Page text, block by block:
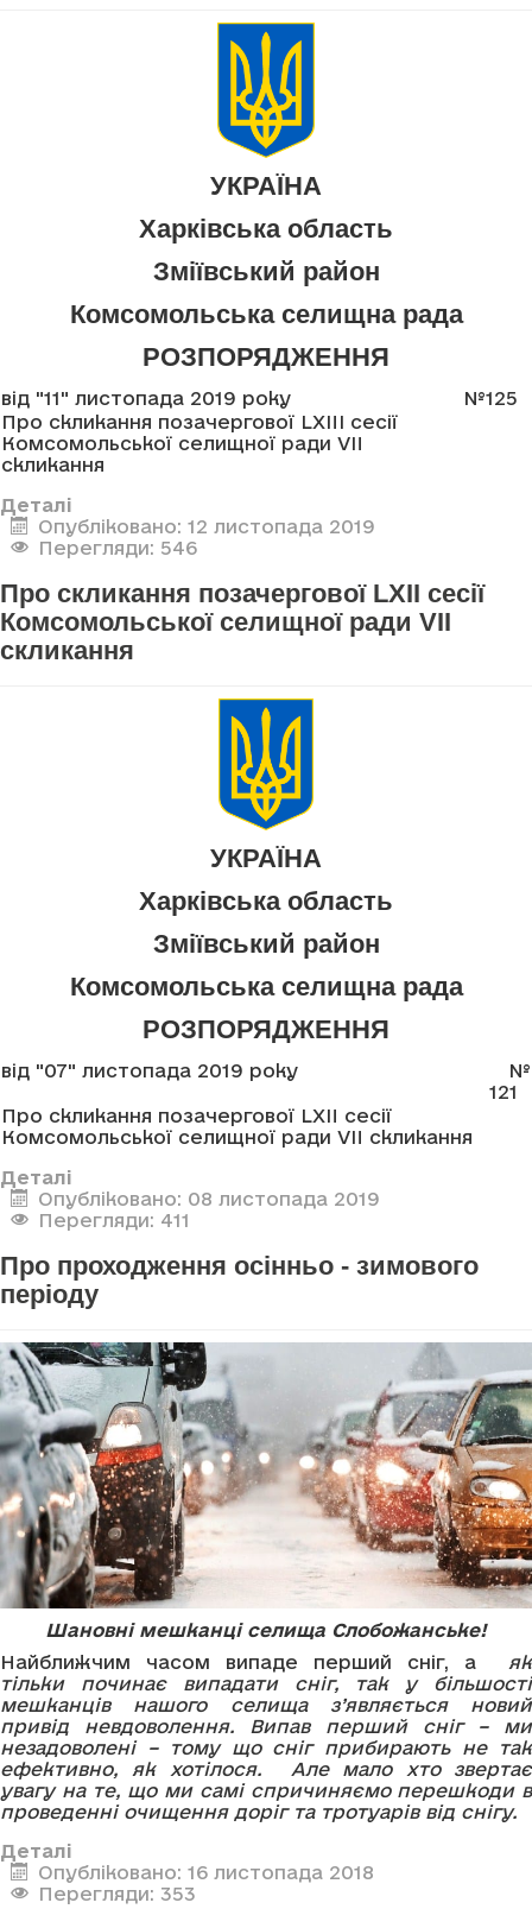
УКРАЇНА
Харківська область
Зміївський район
Комсомольська селищна рада
РОЗПОРЯДЖЕННЯ
від "11" листопада 2019 року
№125
Про скликання позачергової LXIII сесії
Комсомольської селищної ради VII
скликання
Деталі
Опубліковано: 12 листопада 2019
Перегляди: 546
Про скликання позачергової LXII сесії
Комсомольської селищної ради VII
скликання
УКРАЇНА
Харківська область
Зміївський район
Комсомольська селищна рада
РОЗПОРЯДЖЕННЯ
від "07" листопада 2019 року
№
121
Про скликання позачергової LXII сесії
Комсомольської селищної ради VII скликання
Деталі
Опубліковано: 08 листопада 2019
Перегляди: 411
Про проходження осінньо - зимового
періоду
Шановні мешканці селища Слобожанське!
Найближчим часом випаде перший сніг, а як
тільки починає випадати сніг, так у більшості
мешканців нашого селища з’являється новий
привід невдоволення. Випав перший сніг – ми
незадоволені – тому що сніг прибирають не так
ефективно, як хотілося. Але мало хто звертає
увагу на те, що ми самі спричиняємо перешкоди в
проведенні очищення доріг та тротуарів від снігу.
Деталі
Опубліковано: 16 листопада 2018
Перегляди: 353